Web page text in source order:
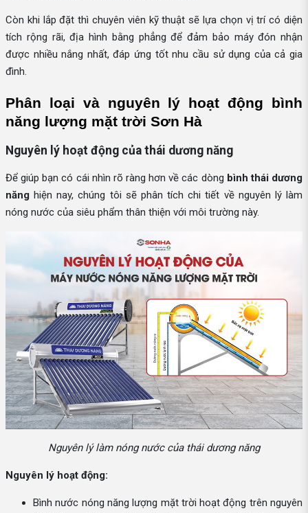
Còn khi lắp đặt thì chuyên viên kỹ thuật sẽ lựa chọn vị trí có diện
tích rộng rãi, địa hình bằng phẳng để đảm bảo máy đón nhận
được nhiều nắng nhất, đáp ứng tốt nhu cầu sử dụng của cả gia
đình.
Phân loại và nguyên lý hoạt động bình
năng lượng mặt trời Sơn Hà
Nguyên lý hoạt động của thái dương năng
Để giúp bạn có cái nhìn rõ ràng hơn về các dòng bình thái dương
năng hiện nay, chúng tôi sẽ phân tích chi tiết về nguyên lý làm
nóng nước của siêu phẩm thân thiện với môi trường này.
Nguyên lý làm nóng nước của thái dương năng
Nguyên lý hoạt động:
Bình nước nóng năng lượng mặt trời hoạt động trên nguyên